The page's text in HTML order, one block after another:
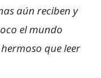
aún reciben y
el mundo
que leer